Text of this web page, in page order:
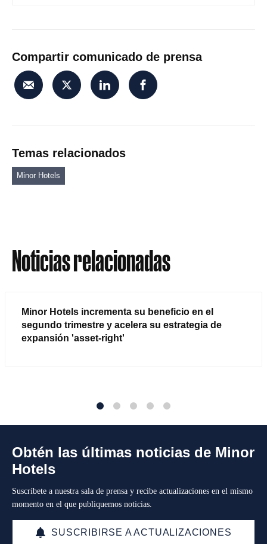
Compartir comunicado de prensa
Temas relacionados
Minor Hotels
Noticias relacionadas
Minor Hotels incrementa su beneficio en el
segundo trimestre y acelera su estrategia de
expansión 'asset-right'
Obtén las últimas noticias de Minor
Hotels
Suscríbete a nuestra sala de prensa y recibe actualizaciones en el mismo
momento en el que publiquemos noticias.
SUSCRIBIRSE A ACTUALIZACIONES